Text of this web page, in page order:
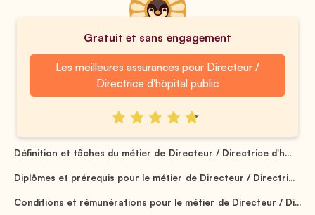
Gratuit et sans engagement
Les meilleures assurances pour Directeur /
Directrice d'hôpital public
Définition et tâches du métier de Directeur / Directrice d'h...
Diplômes et prérequis pour le métier de Directeur / Directri...
Conditions et rémunérations pour le métier de Directeur / Di...